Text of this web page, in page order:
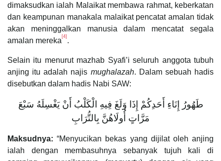
dimaksudkan ialah Malaikat membawa rahmat, keberkatan
dan keampunan manakala malaikat pencatat amalan tidak
akan meninggalkan manusia dalam mencatat segala
amalan mereka [4] .
Selain itu menurut mazhab Syafi’i seluruh anggota tubuh
anjing itu adalah najis mughalazah. Dalam sebuah hadis
disebutkan dalam hadis Nabi SAW:
طَهُورُ إِنَاءِ أَحَدِكُمْ إِذَا وَلَغَ فِيهِ الْكَلْبُ أَنْ يَغْسِلَهُ سَبْعَ
مَرَّاتٍ أُولَاهُنَّ بِالتُّرَابِ
Maksudnya: “Menyucikan bekas yang dijilat oleh anjing
ialah dengan membasuhnya sebanyak tujuh kali di